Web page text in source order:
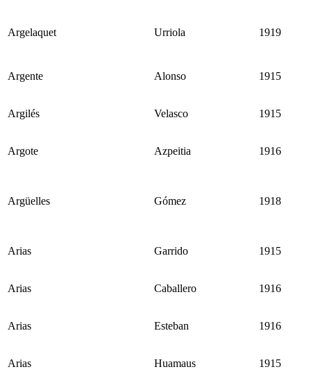
Argelaquet Urriola 1919
Argente Alonso 1915
Argilés Velasco 1915
Argote Azpeitia 1916
Argüelles Gómez 1918
Arias Garrido 1915
Arias Caballero 1916
Arias Esteban 1916
Arias Huamaus 1915